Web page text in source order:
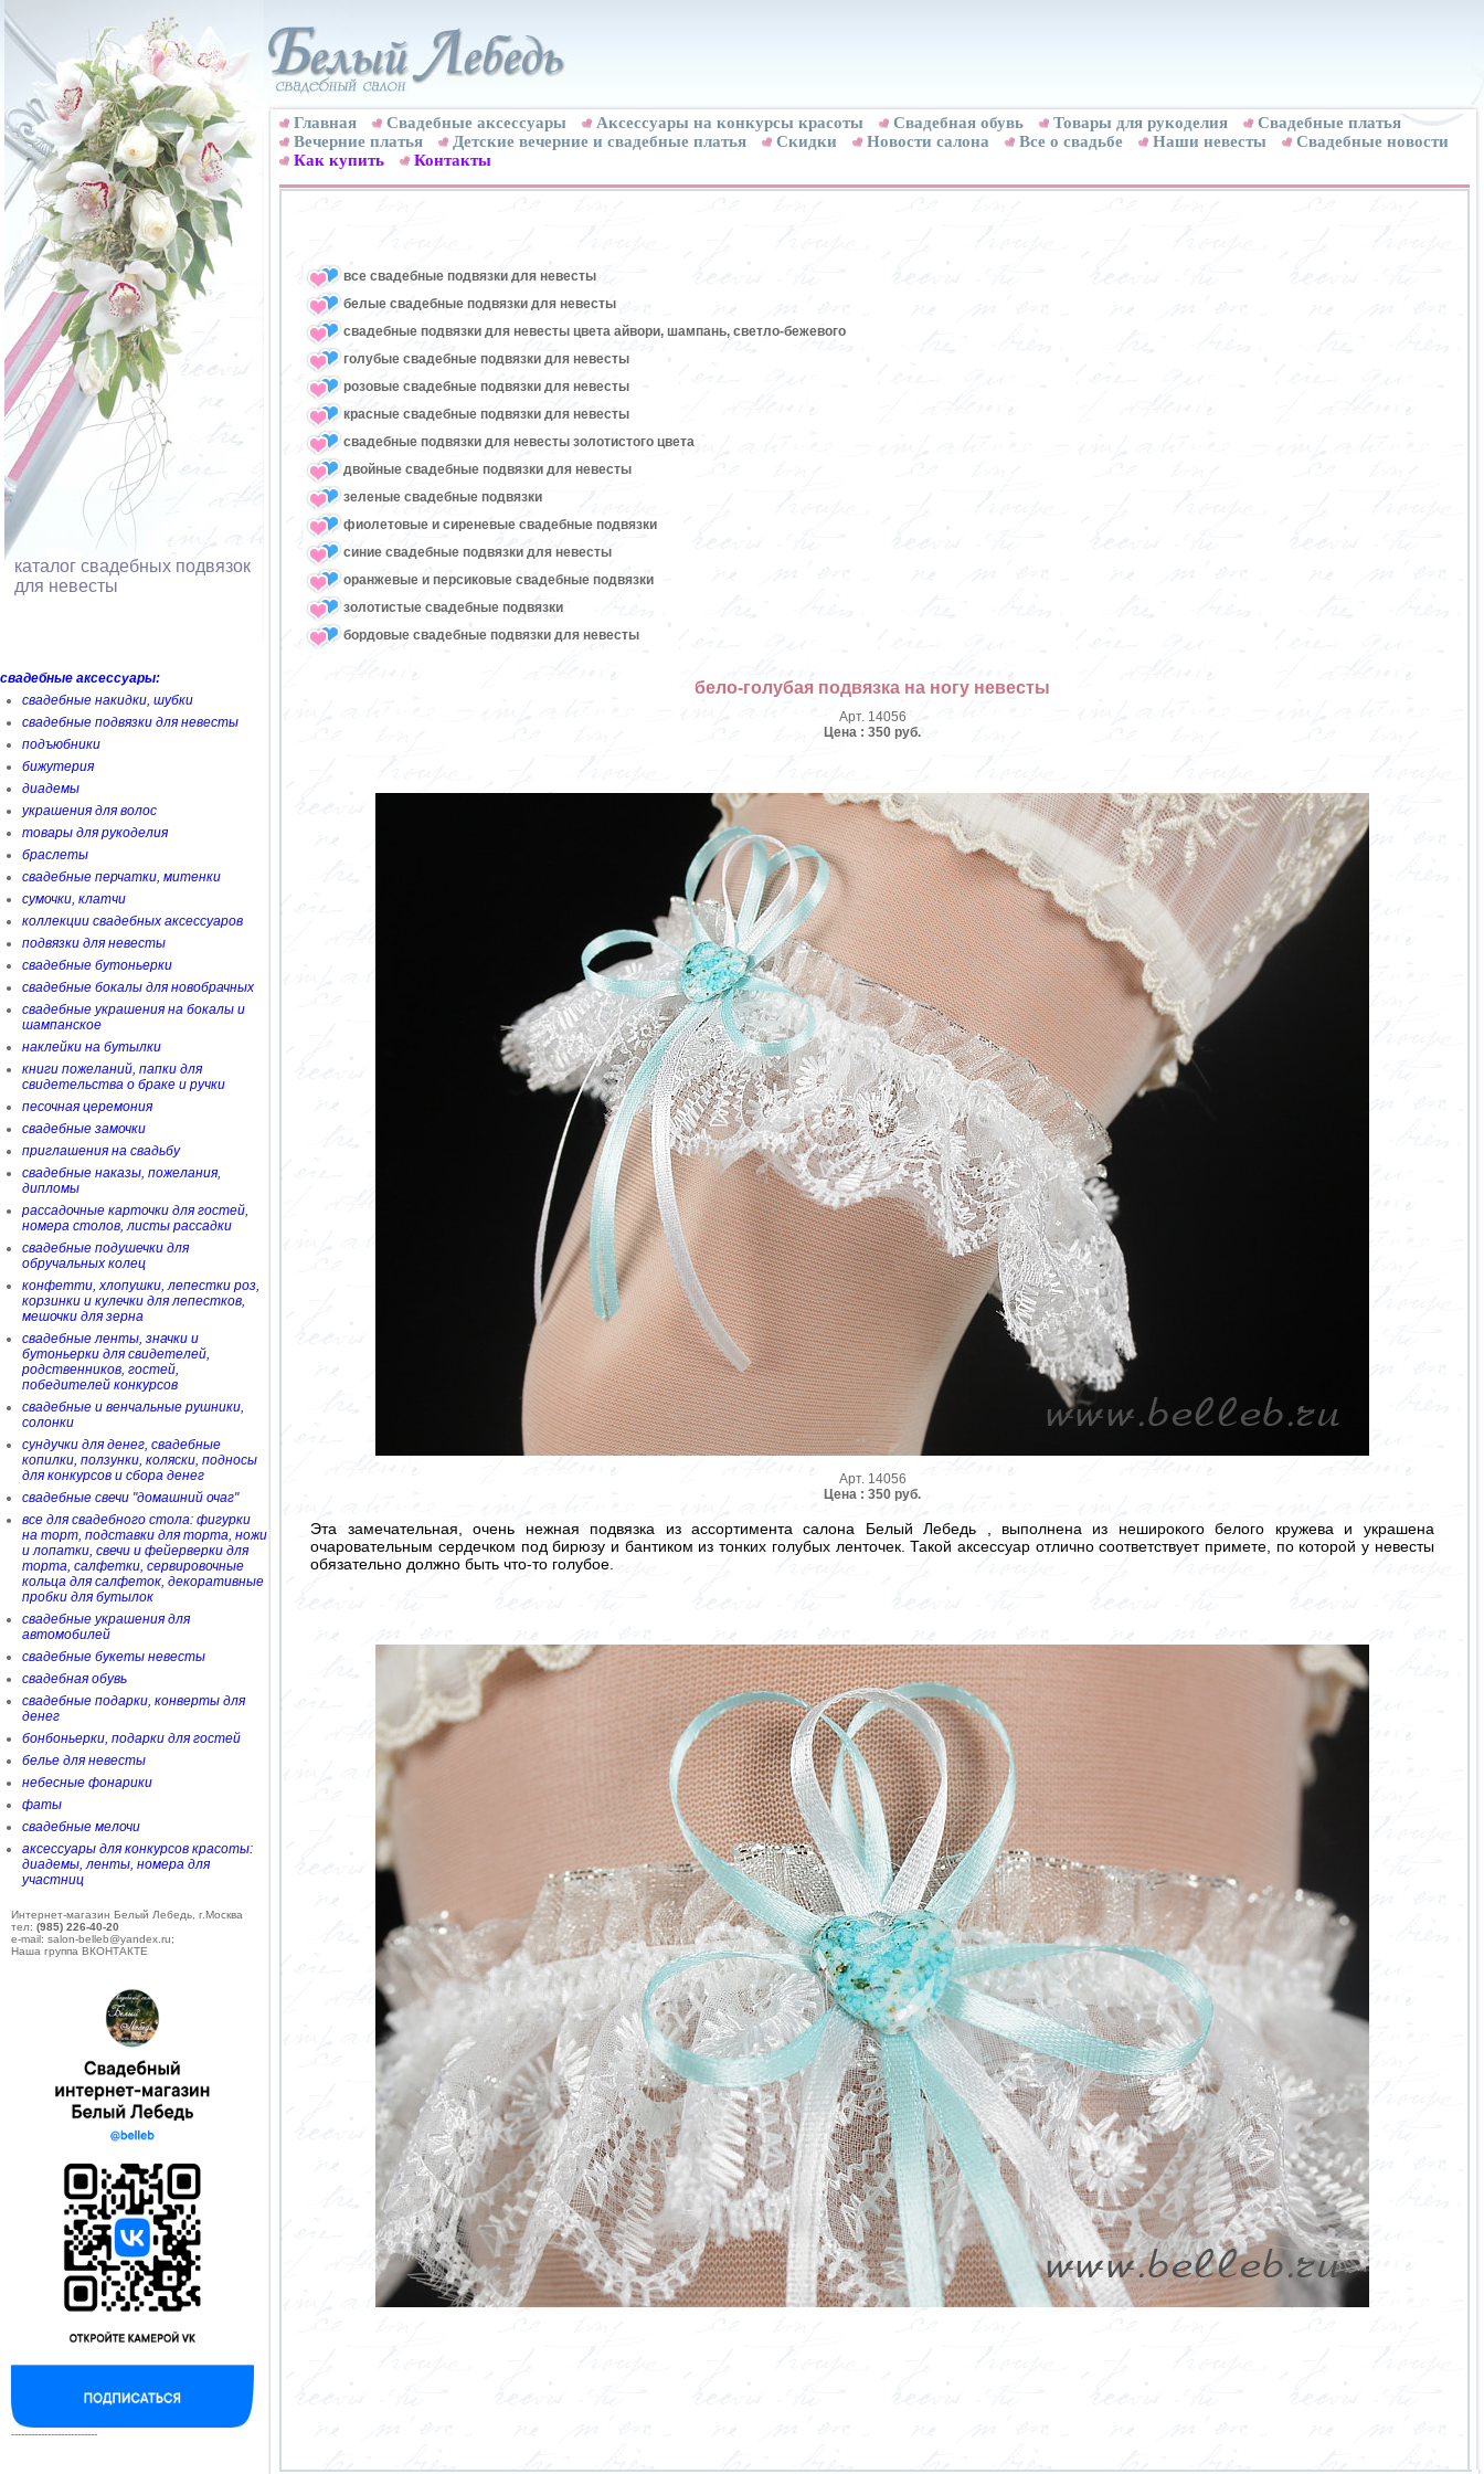
каталог свадебных подвязок
для невесты
свадебные аксессуары:
свадебные накидки, шубки
свадебные подвязки для невесты
подъюбники
бижутерия
диадемы
украшения для волос
товары для рукоделия
браслеты
свадебные перчатки, митенки
сумочки, клатчи
коллекции свадебных аксессуаров
подвязки для невесты
свадебные бутоньерки
свадебные бокалы для новобрачных
свадебные украшения на бокалы и
шампанское
наклейки на бутылки
книги пожеланий, папки для
свидетельства о браке и ручки
песочная церемония
свадебные замочки
приглашения на свадьбу
свадебные наказы, пожелания,
дипломы
рассадочные карточки для гостей,
номера столов, листы рассадки
свадебные подушечки для
обручальных колец
конфетти, хлопушки, лепестки роз,
корзинки и кулечки для лепестков,
мешочки для зерна
свадебные ленты, значки и
бутоньерки для свидетелей,
родственников, гостей,
победителей конкурсов
свадебные и венчальные рушники,
солонки
сундучки для денег, свадебные
копилки, ползунки, коляски, подносы
для конкурсов и сбора денег
свадебные свечи "домашний очаг"
все для свадебного стола: фигурки
на торт, подставки для торта, ножи
и лопатки, свечи и фейерверки для
торта, салфетки, сервировочные
кольца для салфеток, декоративные
пробки для бутылок
свадебные украшения для
автомобилей
свадебные букеты невесты
свадебная обувь
свадебные подарки, конверты для
денег
бонбоньерки, подарки для гостей
белье для невесты
небесные фонарики
фаты
свадебные мелочи
аксессуары для конкурсов красоты:
диадемы, ленты, номера для
участниц
Интернет-магазин Белый Лебедь, г.Москва
тел: (985) 226-40-20
e-mail: salon-belleb@yandex.ru;
Наша группа ВКОНТАКТЕ
--------------------------
Главная Свадебные аксессуары Аксессуары на конкурсы красоты Свадебная обувь Товары для рукоделия
Cвадебные платья
Вечерние платья
Детские вечерние и свадебные платья Скидки Новости салона Все о свадьбе Наши невесты
Свадебные новости
Как купить
Контакты
все свадебные подвязки для невесты
белые свадебные подвязки для невесты
свадебные подвязки для невесты цвета айвори, шампань, светло-бежевого
голубые свадебные подвязки для невесты
розовые свадебные подвязки для невесты
красные свадебные подвязки для невесты
свадебные подвязки для невесты золотистого цвета
двойные свадебные подвязки для невесты
зеленые свадебные подвязки
фиолетовые и сиреневые свадебные подвязки
синие свадебные подвязки для невесты
оранжевые и персиковые свадебные подвязки
золотистые свадебные подвязки
бордовые свадебные подвязки для невесты
бело-голубая подвязка на ногу невесты
Арт. 14056
Цена : 350 руб.
Арт. 14056
Цена : 350 руб.
Эта замечательная, очень нежная подвязка из ассортимента салона Белый Лебедь , выполнена из неширокого белого кружева и украшена
очаровательным сердечком под бирюзу и бантиком из тонких голубых ленточек. Такой аксессуар отлично соответствует примете, по которой у невесты
обязательно должно быть что-то голубое.